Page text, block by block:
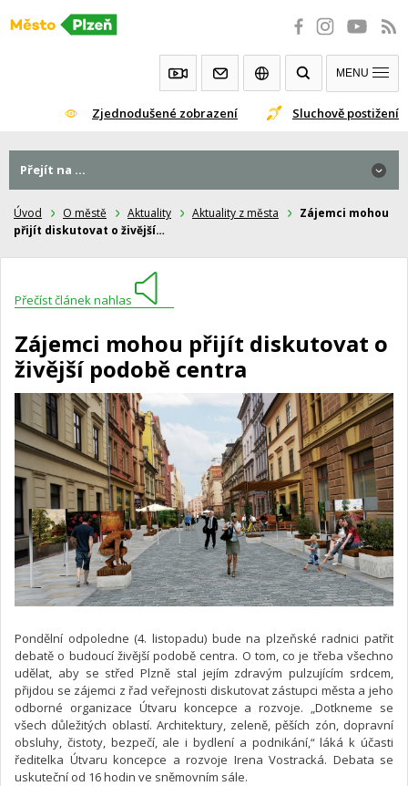
Přeskočit
Zjednodušené zobrazení Sluchově postižení
MENU
Úvod O městě Aktuality Aktuality z města
Zájemci mohou
přijít diskutovat o živější…
Přečíst článek nahlas
Zájemci mohou přijít diskutovat o
živější podobě centra
Pondělní odpoledne (4. listopadu) bude na plzeňské radnici patřit
debatě o budoucí živější podobě centra. O tom, co je třeba všechno
udělat, aby se střed Plzně stal jejím zdravým pulzujícím srdcem,
přijdou se zájemci z řad veřejnosti diskutovat zástupci města a jeho
odborné organizace Útvaru koncepce a rozvoje. „Dotkneme se
všech důležitých oblastí. Architektury, zeleně, pěších zón, dopravní
obsluhy, čistoty, bezpečí, ale i bydlení a podnikání,“ láká k účasti
ředitelka Útvaru koncepce a rozvoje Irena Vostracká. Debata se
uskuteční od 16 hodin ve sněmovním sále.
Přejít na ...